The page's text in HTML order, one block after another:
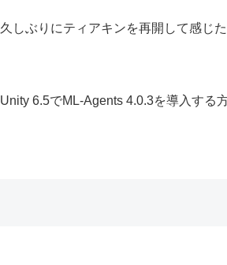
久しぶりにティアキンを再開して感じ
Unity 6.5でML-Agents 4.0.3を導入する